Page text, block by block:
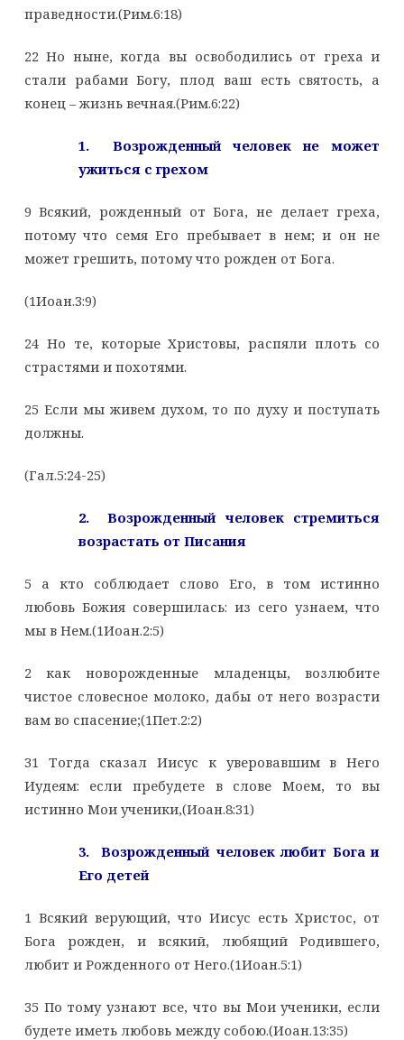
праведности.(Рим.6:18)
22 Но ныне, когда вы освободились от греха и
стали рабами Богу, плод ваш есть святость, а
конец – жизнь вечная.(Рим.6:22)
1. Возрожденный человек не может
ужиться с грехом
9 Всякий, рожденный от Бога, не делает греха,
потому что семя Его пребывает в нем; и он не
может грешить, потому что рожден от Бога.
(1Иоан.3:9)
24 Но те, которые Христовы, распяли плоть со
страстями и похотями.
25 Если мы живем духом, то по духу и поступать
должны.
(Гал.5:24-25)
2. Возрожденный человек стремиться
возрастать от Писания
5 а кто соблюдает слово Его, в том истинно
любовь Божия совершилась: из сего узнаем, что
мы в Нем.(1Иоан.2:5)
2 как новорожденные младенцы, возлюбите
чистое словесное молоко, дабы от него возрасти
вам во спасение;(1Пет.2:2)
31 Тогда сказал Иисус к уверовавшим в Него
Иудеям: если пребудете в слове Моем, то вы
истинно Мои ученики,(Иоан.8:31)
3. Возрожденный человек любит Бога и
Его детей
1 Всякий верующий, что Иисус есть Христос, от
Бога рожден, и всякий, любящий Родившего,
любит и Рожденного от Него.(1Иоан.5:1)
35 По тому узнают все, что вы Мои ученики, если
будете иметь любовь между собою.(Иоан.13:35)